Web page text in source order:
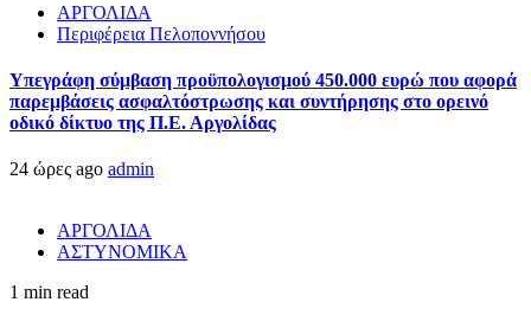
ΑΡΓΟΛΙΔΑ
Περιφέρεια Πελοποννήσου
Υπεγράφη σύμβαση προϋπολογισμού 450.000 ευρώ που αφορά
παρεμβάσεις ασφαλτόστρωσης και συντήρησης στο ορεινό
οδικό δίκτυο της Π.Ε. Αργολίδας
24 ώρες ago admin
ΑΡΓΟΛΙΔΑ
ΑΣΤΥΝΟΜΙΚΑ
1 min read